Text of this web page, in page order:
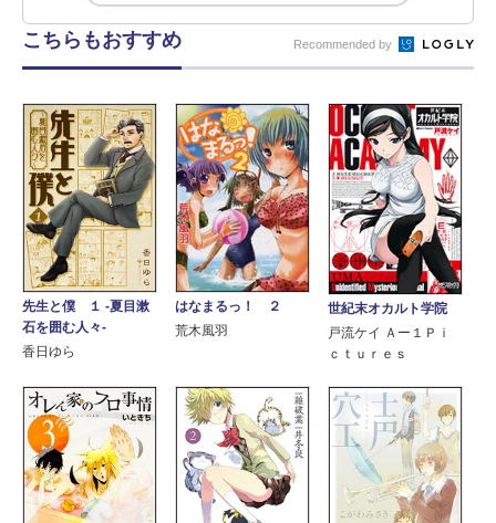
こちらもおすすめ Recommended by
先生と僕 １ ‐夏目漱
石を囲む人々‐
香日ゆら
はなまるっ！ ２
荒木風羽
世紀末オカルト学院
戸流ケイ Ａー１Ｐｉ
ｃｔｕｒｅｓ